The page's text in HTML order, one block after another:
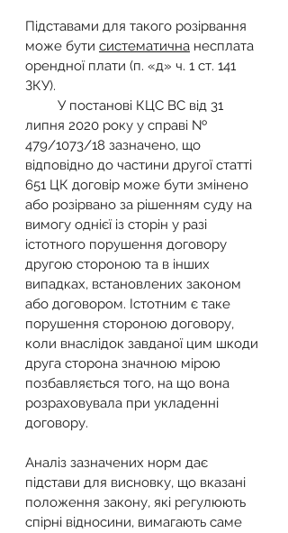
Підставами для такого розірвання
може бути систематична несплата
орендної плати (п. «д» ч. 1 ст. 141
ЗКУ).
У постанові КЦС ВС від 31
липня 2020 року у справі №
479/1073/18 зазначено, що
відповідно до частини другої статті
651 ЦК договір може бути змінено
або розірвано за рішенням суду на
вимогу однієї із сторін у разі
істотного порушення договору
другою стороною та в інших
випадках, встановлених законом
або договором. Істотним є таке
порушення стороною договору,
коли внаслідок завданої цим шкоди
друга сторона значною мірою
позбавляється того, на що вона
розраховувала при укладенні
договору.
Аналіз зазначених норм дає
підстави для висновку, що вказані
положення закону, які регулюють
спірні відносини, вимагають саме